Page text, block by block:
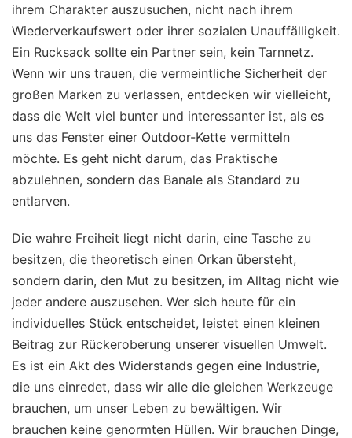
ihrem Charakter auszusuchen, nicht nach ihrem
Wiederverkaufswert oder ihrer sozialen Unauffälligkeit.
Ein Rucksack sollte ein Partner sein, kein Tarnnetz.
Wenn wir uns trauen, die vermeintliche Sicherheit der
großen Marken zu verlassen, entdecken wir vielleicht,
dass die Welt viel bunter und interessanter ist, als es
uns das Fenster einer Outdoor-Kette vermitteln
möchte. Es geht nicht darum, das Praktische
abzulehnen, sondern das Banale als Standard zu
entlarven.
Die wahre Freiheit liegt nicht darin, eine Tasche zu
besitzen, die theoretisch einen Orkan übersteht,
sondern darin, den Mut zu besitzen, im Alltag nicht wie
jeder andere auszusehen. Wer sich heute für ein
individuelles Stück entscheidet, leistet einen kleinen
Beitrag zur Rückeroberung unserer visuellen Umwelt.
Es ist ein Akt des Widerstands gegen eine Industrie,
die uns einredet, dass wir alle die gleichen Werkzeuge
brauchen, um unser Leben zu bewältigen. Wir
brauchen keine genormten Hüllen. Wir brauchen Dinge,